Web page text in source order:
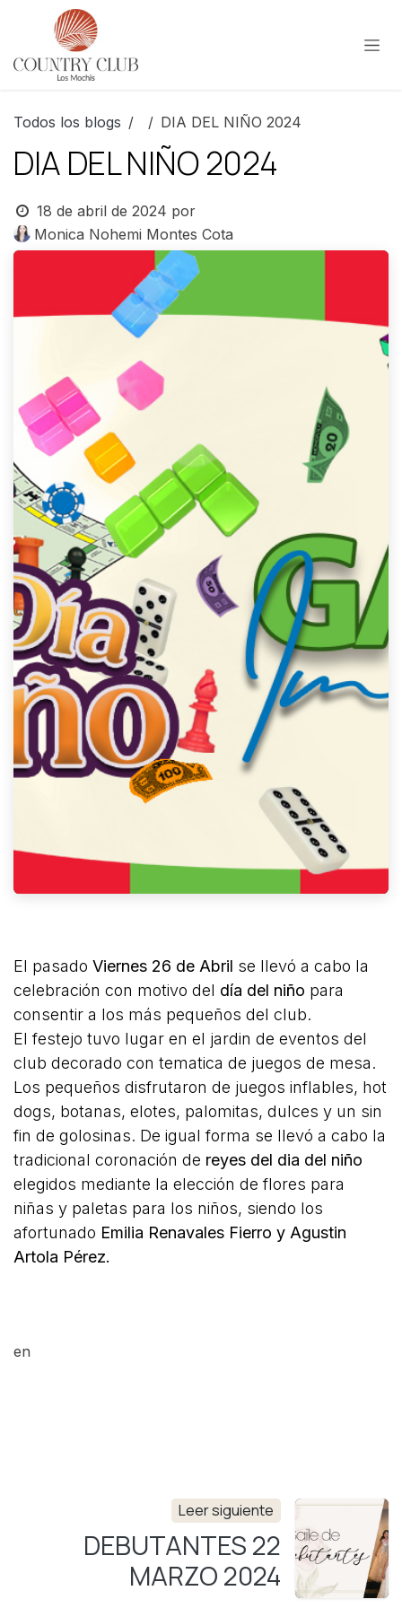
Ir al contenido
Todos los blogs DIA DEL NIÑO 2024
DIA DEL NIÑO 2024
18 de abril de 2024 por
Monica Nohemi Montes Cota
El pasado Viernes 26 de Abril se llevó a cabo la
celebración con motivo del día del niño para
consentir a los más pequeños del club.
El festejo tuvo lugar en el jardin de eventos del
club decorado con tematica de juegos de mesa.
Los pequeños disfrutaron de juegos inflables, hot
dogs, botanas, elotes, palomitas, dulces y un sin
fin de golosinas. De igual forma se llevó a cabo la
tradicional coronación de reyes del dia del niño
elegidos mediante la elección de flores para
niñas y paletas para los niños, siendo los
afortunado Emilia Renavales Fierro y Agustin
Artola Pérez.
en
Leer siguiente
DEBUTANTES 22
MARZO 2024